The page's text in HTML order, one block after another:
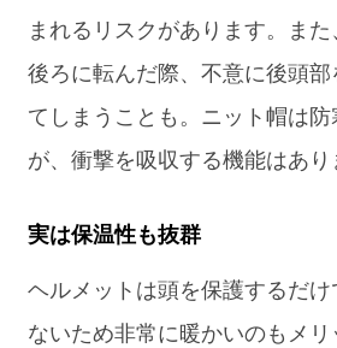
まれるリスクがあります。ま
後ろに転んだ際、不意に後頭
てしまうことも。ニット帽は
が、衝撃を吸収する機能はあり
実は保温性も抜群
ヘルメットは頭を保護するだけ
ないため非常に暖かいのもメ